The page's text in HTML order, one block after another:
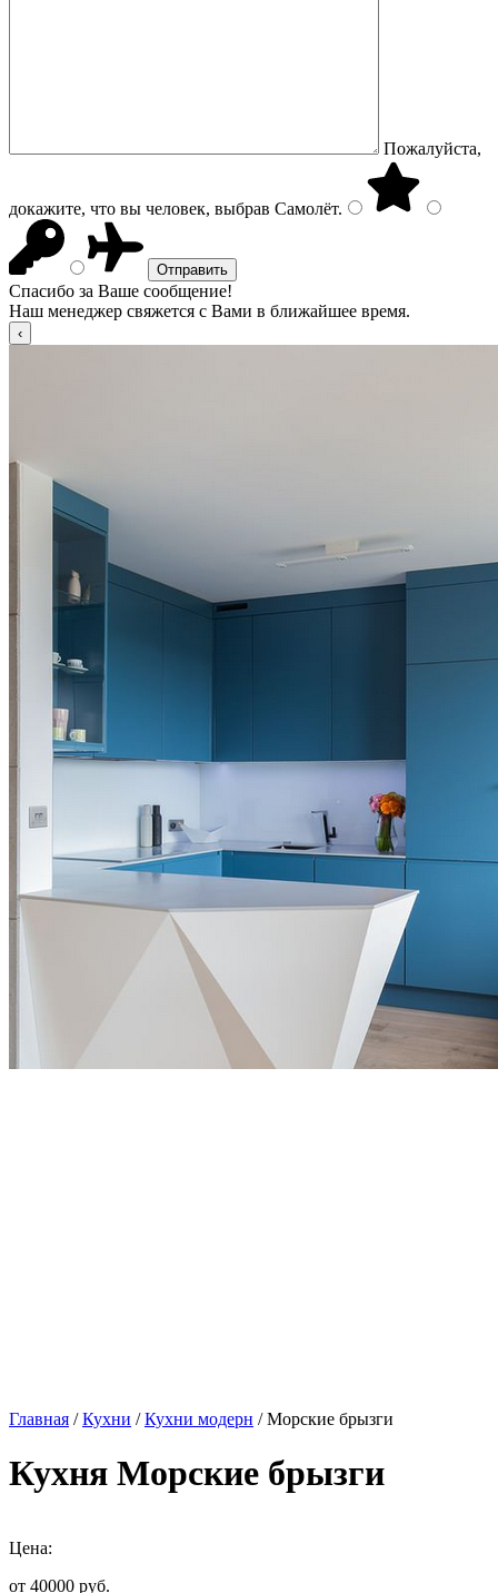
Пожалуйста,
докажите, что вы человек, выбрав Самолёт.
Спасибо за Ваше сообщение!
Наш менеджер свяжется с Вами в ближайшее время.
Главная /Кухни /Кухни модерн / Морские брызги
Кухня Морские брызги
Цена:
от 40000 руб.